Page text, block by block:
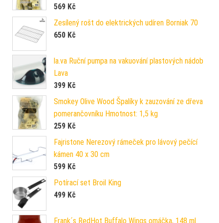
569 Kč
Zesílený rošt do elektrických udíren Borniak 70
650 Kč
la.va Ruční pumpa na vakuování plastových nádob
Lava
399 Kč
Smokey Olive Wood Špalíky k zauzování ze dřeva
pomerančovníku Hmotnost: 1,5 kg
259 Kč
Fajristone Nerezový rámeček pro lávový pečící
kámen 40 x 30 cm
599 Kč
Potírací set Broil King
499 Kč
Frank´s RedHot Buffalo Wings omáčka, 148 ml